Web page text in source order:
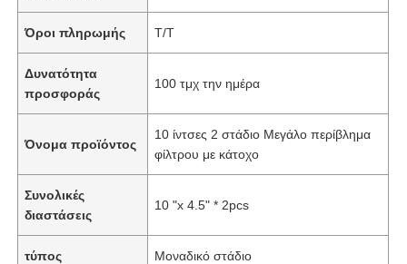
Όροι πληρωμής T/T
Δυνατότητα
προσφοράς
100 τμχ την ημέρα
Όνομα προϊόντος
10 ίντσες 2 στάδιο Μεγάλο περίβλημα
φίλτρου με κάτοχο
Συνολικές
διαστάσεις
10 "x 4.5" * 2pcs
τύπος Μοναδικό στάδιο